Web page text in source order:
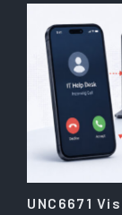
UNC6671